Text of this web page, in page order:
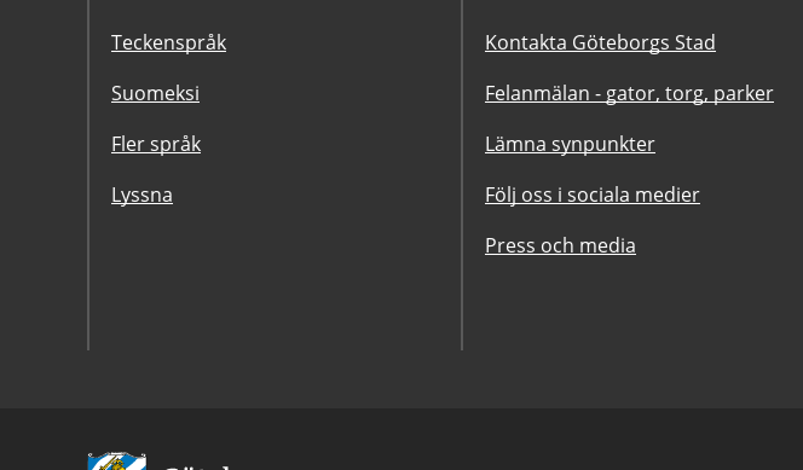
Teckenspråk
Suomeksi
Fler språk
Lyssna
Kontakta Göteborgs Stad
Felanmälan - gator, torg, parker
Lämna synpunkter
Följ oss i sociala medier
Press och media